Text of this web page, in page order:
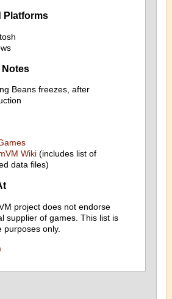
Platforms
Beans freezes, after
Wiki(includes list of
data files)
project does not endorse
supplier of games. This list is
purposes only.